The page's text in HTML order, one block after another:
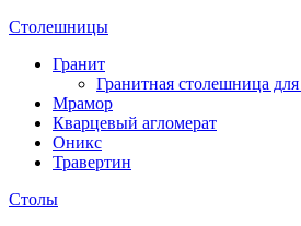
Столешницы
Гранит
Гранитная столешница
Мрамор
Кварцевый агломерат
Оникс
Травертин
Столы